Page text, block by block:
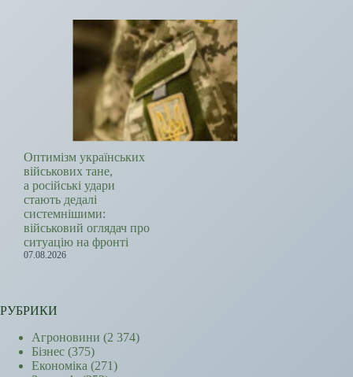
Оптимізм українських
військових тане,
а російські удари
стають дедалі
системнішими:
військовий оглядач про
ситуацію на фронті
07.08.2026
РУБРИКИ
Агроновини (2 374)
Бізнес (375)
Економіка (271)